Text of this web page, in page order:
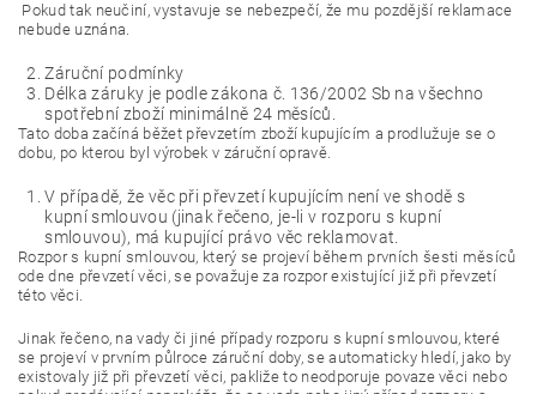
Pokud tak neučiní, vystavuje se nebezpečí, že mu pozdější reklamace
nebude uznána.
Záruční podmínky
Délka záruky je podle zákona č. 136/2002 Sb na všechno
spotřební zboží minimálně 24 měsíců.
Tato doba začíná běžet převzetím zboží kupujícím a prodlužuje se o
dobu, po kterou byl výrobek v záruční opravě.
V případě, že věc při převzetí kupujícím není ve shodě s
kupní smlouvou (jinak řečeno, je-li v rozporu s kupní
smlouvou), má kupující právo věc reklamovat.
Rozpor s kupní smlouvou, který se projeví během prvních šesti měsíců
ode dne převzetí věci, se považuje za rozpor existující již při převzetí
této věci.
Jinak řečeno, na vady či jiné případy rozporu s kupní smlouvou, které
se projeví v prvním půlroce záruční doby, se automaticky hledí, jako by
existovaly již při převzetí věci, pakliže to neodporuje povaze věci nebo